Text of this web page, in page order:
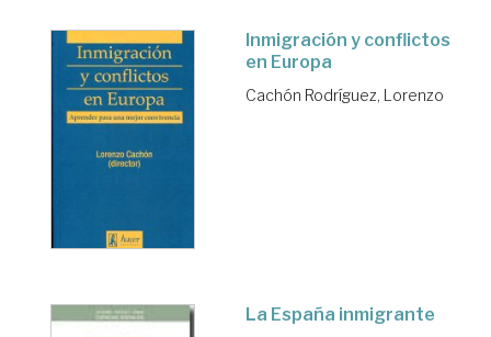
Inmigración y conflictos
en Europa
Cachón Rodríguez, Lorenzo
La España inmigrante